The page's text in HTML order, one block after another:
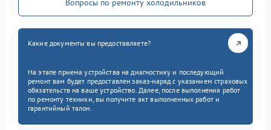
Вопросы по ремонту холодильников
Какие документы вы предоставляете?
На этапе приема устройства на диагностику и последующий
ремонт вам будет предоставлен заказ-наряд с указанием страховых
обязательств на ваше устройство. Далее, после выполнения работ
по ремонту техники, вы получите акт выполненных работ и
гарантийный талон.